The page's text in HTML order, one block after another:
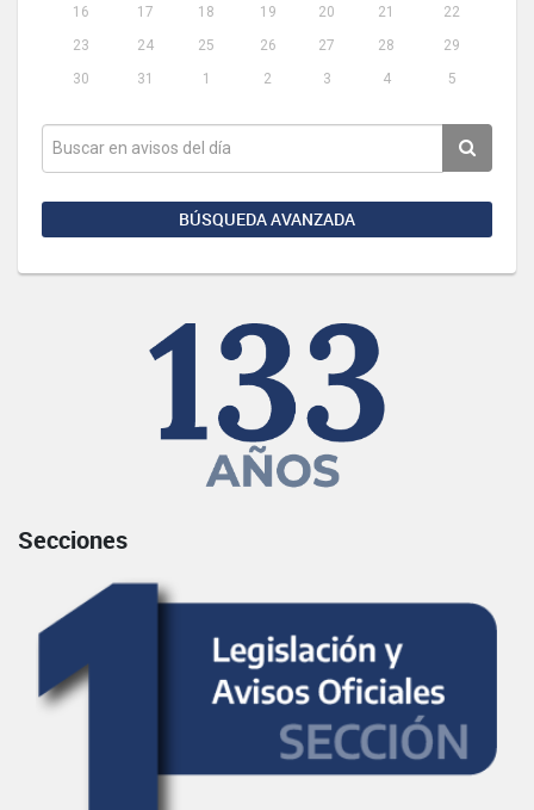
16
17 18 19 20 21
22
23
24 25 26 27 28
29
30
31 1 2 3 4 5
BÚSQUEDA AVANZADA
Secciones